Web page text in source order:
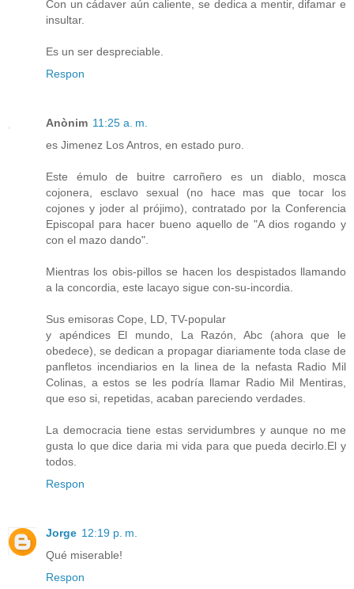
Con un cádaver aún caliente, se dedica a mentir, difamar e
insultar.
Es un ser despreciable.
Respon
Anònim 11:25 a. m.
es Jimenez Los Antros, en estado puro.
Este émulo de buitre carroñero es un diablo, mosca
cojonera, esclavo sexual (no hace mas que tocar los
cojones y joder al prójimo), contratado por la Conferencia
Episcopal para hacer bueno aquello de "A dios rogando y
con el mazo dando".
Mientras los obis-pillos se hacen los despistados llamando
a la concordia, este lacayo sigue con-su-incordia.
Sus emisoras Cope, LD, TV-popular
y apéndices El mundo, La Razón, Abc (ahora que le
obedece), se dedican a propagar diariamente toda clase de
panfletos incendiarios en la linea de la nefasta Radio Mil
Colinas, a estos se les podría llamar Radio Mil Mentiras,
que eso si, repetidas, acaban pareciendo verdades.
La democracia tiene estas servidumbres y aunque no me
gusta lo que dice daria mi vida para que pueda decirlo.El y
todos.
Respon
Jorge 12:19 p. m.
Qué miserable!
Respon